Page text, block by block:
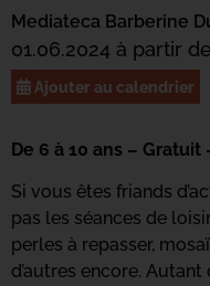
Mediateca Barberine
01.06.2024 à partir
Ajouter au calendrier
De 6 à 10 ans –
Si vous êtes friands
pas les séances de
perles à repasser,
d’autres encore.